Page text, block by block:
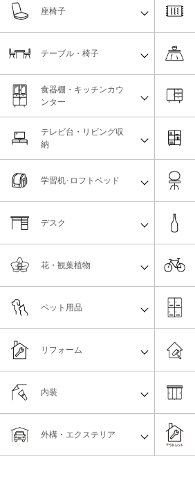
座椅子
テーブル・椅子
食器棚・キッチンカウ
ンター
テレビ台・リビング収
納
学習机･ロフトベッド
デスク
花・観葉植物
ペット用品
リフォーム
外構・エクステリア
内装